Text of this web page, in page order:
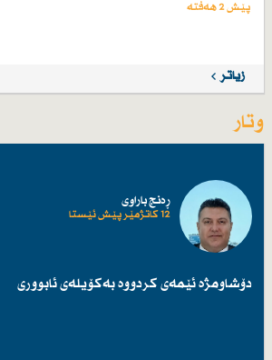
پێش 2 هەفتە
زیاتر
وتار
ڕەنج باراوی
12 کاتژمێر پێش ئێستا
دۆشاومژە ئێمەی کردووە بەکۆیلەی ئابووری